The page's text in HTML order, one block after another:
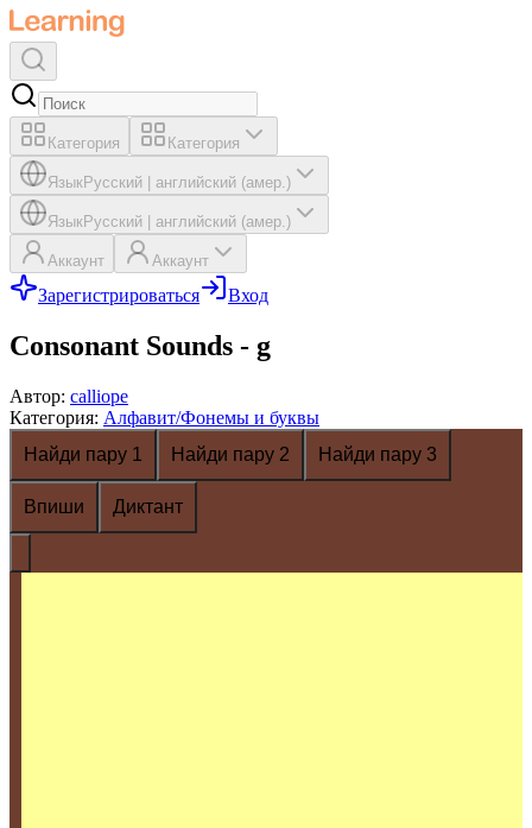
Категория Категория
ЯзыкРусский английский (амер.)
ЯзыкРусский английский (амер.)
Аккаунт Аккаунт
Зарегистрироваться Вход
Consonant Sounds - g
Автор: calliope
Категория: Алфавит/Фонемы и буквы
Найди пару 1
Найди пару 2 Найди пару 3
Впиши Диктант